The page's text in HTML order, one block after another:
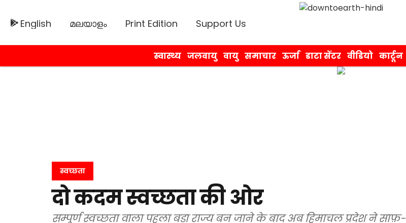
English മലയാളം Print Edition Support Us
स्वास्थ्य जलवायु वायु समाचार ऊर्जा डाटा सेंटर वीडियो कार्टून
स्वच्छता
दो कदम स्वच्छता की ओर
सम्पूर्ण स्वच्छता वाला पहला बड़ा राज्य बन जाने के बाद अब हिमाचल प्रदेश ने साफ़-